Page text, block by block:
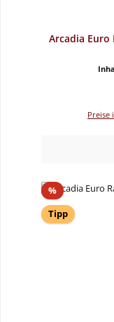
Arcadia Euro
Preise
%Rabatt
Tipp